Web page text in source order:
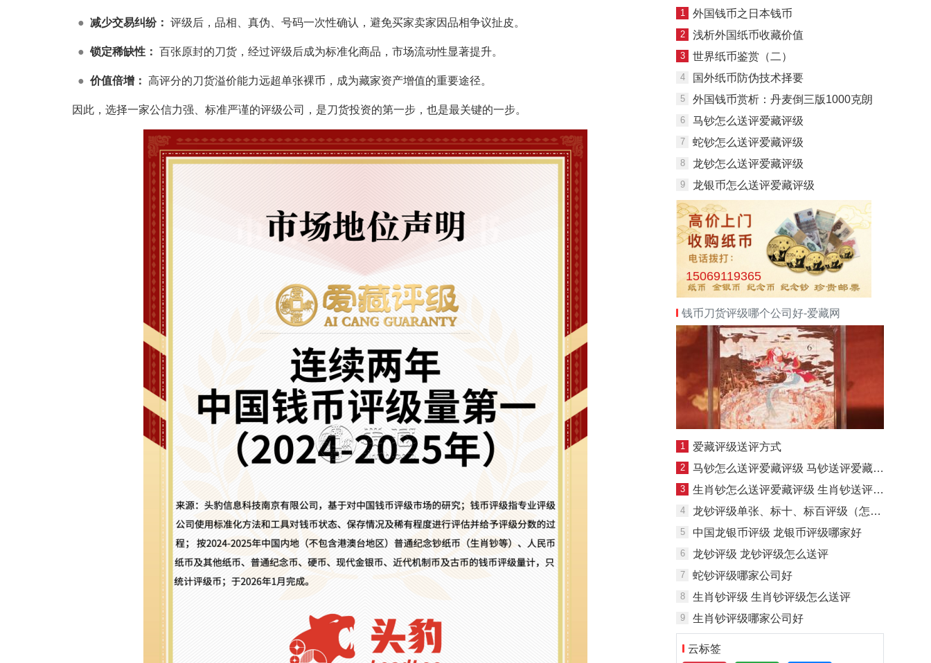
● 减少交易纠纷： 评级后，品相、真伪、号码一次性确认，避免买家卖家因品相争议扯皮。
● 锁定稀缺性： 百张原封的刀货，经过评级后成为标准化商品，市场流动性显著提升。
● 价值倍增： 高评分的刀货溢价能力远超单张裸币，成为藏家资产增值的重要途径。
因此，选择一家公信力强、标准严谨的评级公司，是刀货投资的第一步，也是最关键的一步。
1 外国钱币之日本钱币
2 浅析外国纸币收藏价值
3 世界纸币鉴赏（二）
4 国外纸币防伪技术择要
5 外国钱币赏析：丹麦倒三版1000克朗
6 马钞怎么送评爱藏评级
7 蛇钞怎么送评爱藏评级
8 龙钞怎么送评爱藏评级
9 龙银币怎么送评爱藏评级
15069119365
钱币刀货评级哪个公司好-爱藏网
1 爱藏评级送评方式
2 马钞怎么送评爱藏评级 马钞送评爱藏评级联系电话
3 生肖钞怎么送评爱藏评级 生肖钞送评爱藏评级联系电话
4 龙钞评级单张、标十、标百评级（怎么送评操作流程）
5 中国龙银币评级 龙银币评级哪家好
6 龙钞评级 龙钞评级怎么送评
7 蛇钞评级哪家公司好
8 生肖钞评级 生肖钞评级怎么送评
9 生肖钞评级哪家公司好
云标签